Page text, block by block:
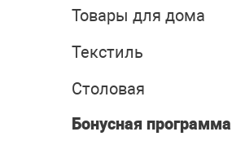
Товары для дома
Текстиль
Столовая
Бонусная программа